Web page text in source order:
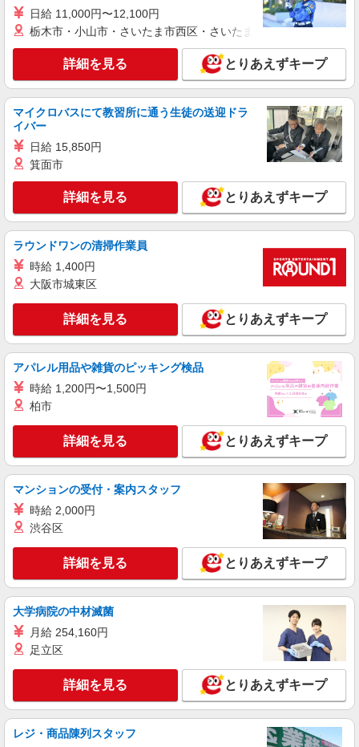
日給 11,000円〜12,100円
栃木市・小山市・さいたま市西区・さいたま市岩槻区・久喜市・
詳細を見る とりあえずキープ
マイクロバスにて教習所に通う生徒の送迎ドラ
イバー
日給 15,850円
箕面市
詳細を見る とりあえずキープ
ラウンドワンの清掃作業員
時給 1,400円
大阪市城東区
詳細を見る とりあえずキープ
アパレル用品や雑貨のピッキング検品
時給 1,200円〜1,500円
柏市
詳細を見る とりあえずキープ
マンションの受付・案内スタッフ
時給 2,000円
渋谷区
詳細を見る とりあえずキープ
大学病院の中材滅菌
月給 254,160円
足立区
詳細を見る とりあえずキープ
レジ・商品陳列スタッフ